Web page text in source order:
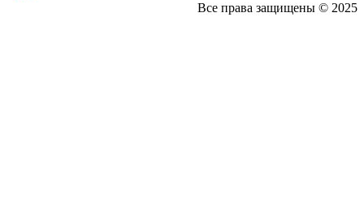
Все права защищены © 2025